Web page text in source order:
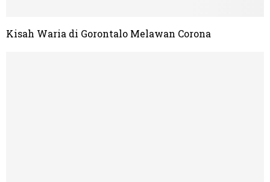
Kisah Waria di Gorontalo Melawan Corona